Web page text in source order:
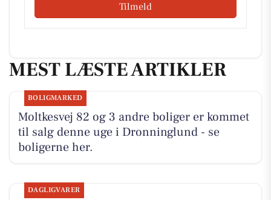
Tilmeld
MEST LÆSTE ARTIKLER
BOLIGMARKED
Moltkesvej 82 og 3 andre boliger er kommet
til salg denne uge i Dronninglund - se
boligerne her.
DAGLIGVARER